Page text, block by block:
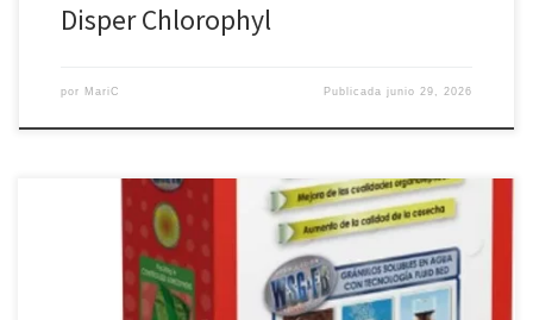
Disper Chlorophyl
por MariC Publicadajunio 29, 2026
Bioestimulante específico para el engorde-maduración. Por un
lado, estimula el desarrollo del fruto con el objeto de incrementar